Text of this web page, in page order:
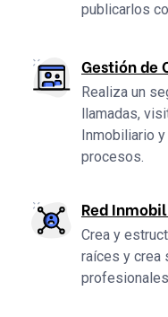
publicarlos
Gestión de
Realiza un
llamadas,
Inmobiliario
procesos.
Red
Crea y
raíces y crea